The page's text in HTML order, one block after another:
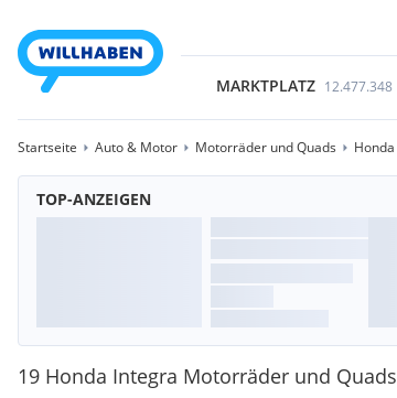
MARKTPLATZ 12.477.348
Startseite Auto & Motor Motorräder und Quads Honda
TOP-ANZEIGEN
19 Honda Integra Motorräder und Quads